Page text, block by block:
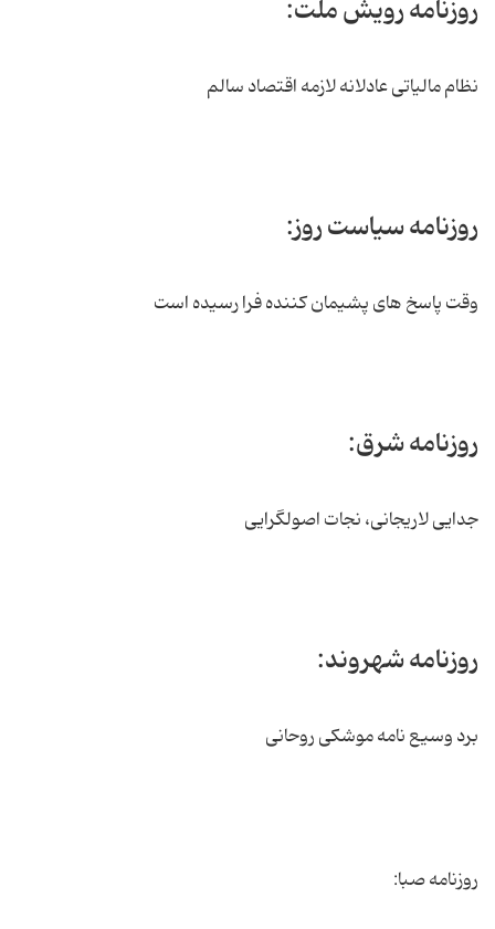
روزنامه رویش ملت:
نظام مالیاتی عادلانه لازمه اقتصاد سالم
روزنامه سیاست روز:
وقت پاسخ های پشیمان کننده فرا رسیده است
روزنامه شرق:
جدایی لاریجانی، نجات اصولگرایی
روزنامه شهروند:
برد وسیع نامه موشکی روحانی
روزنامه صبا: